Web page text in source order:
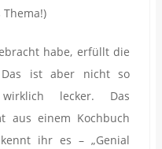
habe, erfüllt die
ist aber nicht so
lecker. Das
aus einem Kochbuch
ihr es – „Genial